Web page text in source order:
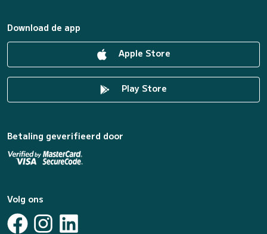
Download de app
Apple Store
Play Store
Betaling geverifieerd door
Volg ons